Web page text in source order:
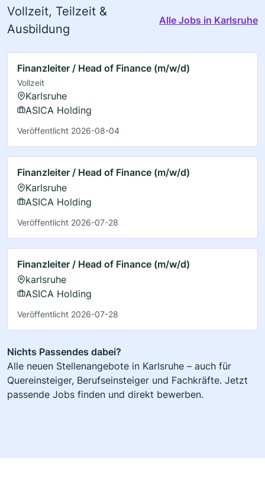
Vollzeit, Teilzeit &
Ausbildung
Alle Jobs in Karlsruhe
Finanzleiter / Head of Finance (m/w/d)
Vollzeit
Karlsruhe
ASICA Holding
Veröffentlicht 2026-08-04
Finanzleiter / Head of Finance (m/w/d)
Karlsruhe
ASICA Holding
Veröffentlicht 2026-07-28
Finanzleiter / Head of Finance (m/w/d)
karlsruhe
ASICA Holding
Veröffentlicht 2026-07-28
Nichts Passendes dabei?
Alle neuen Stellenangebote in Karlsruhe – auch für
Quereinsteiger, Berufseinsteiger und Fachkräfte. Jetzt
passende Jobs finden und direkt bewerben.